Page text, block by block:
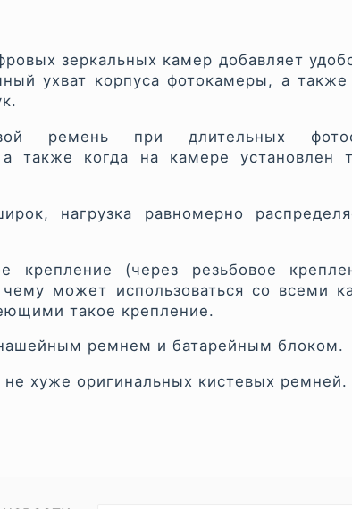
зеркальных камер добавляет
ухват корпуса фотокамеры, а также
ремень при длительных
а также когда на камере установлен
нагрузка равномерно
крепление (через резьбовое
может использоваться со всеми
такое крепление.
ремнем и батарейным блоком.
хуже оригинальных кистевых ремней.